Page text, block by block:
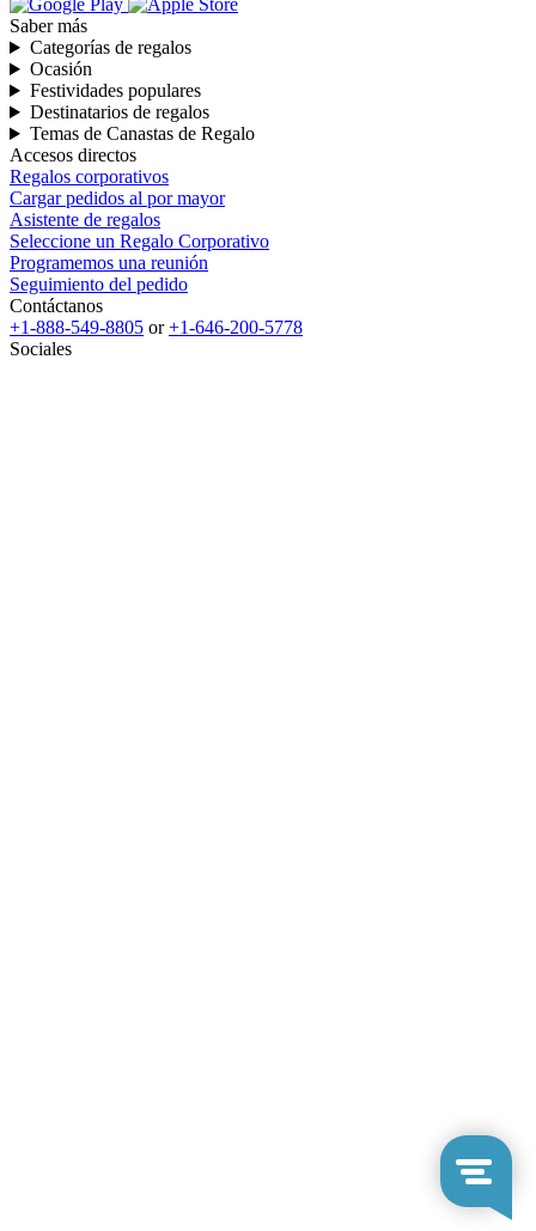
Saber más
Categorías de regalos
Ocasión
Festividades populares
Destinatarios de regalos
Temas de Canastas de Regalo
Accesos directos
Regalos corporativos
Cargar pedidos al por mayor
Asistente de regalos
Seleccione un Regalo Corporativo
Programemos una reunión
Seguimiento del pedido
Contáctanos
+1-888-549-8805 or+1-646-200-5778
Sociales